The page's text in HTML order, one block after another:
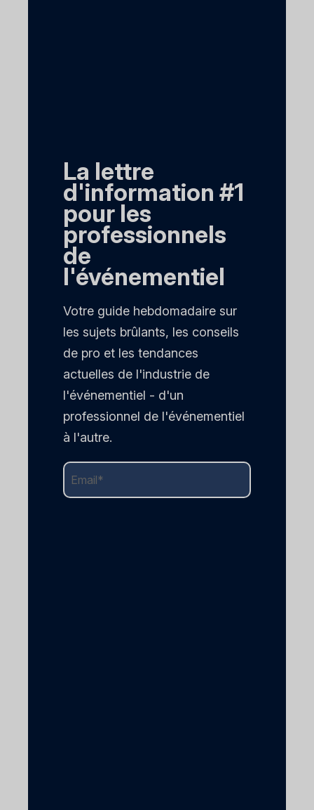
La lettre
d'information #1
pour les
professionnels
de
l'événementiel
Votre guide hebdomadaire sur
les sujets brûlants, les conseils
de pro et les tendances
actuelles de l'industrie de
l'événementiel - d'un
professionnel de l'événementiel
à l'autre.